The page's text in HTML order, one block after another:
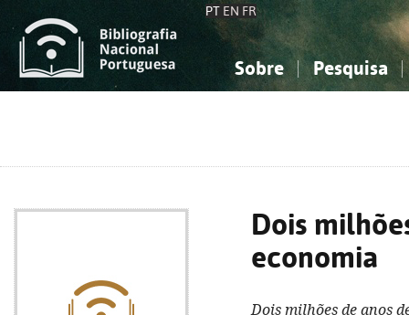
PT EN FR
Sobre Pesquisa
Dois
economia
Dois milhões de anos